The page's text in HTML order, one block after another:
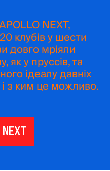
NEXT,
клубів у шести
довго мріяли
як у пруссів, та
ідеалу давніх
з ким це можливо.
NEXT